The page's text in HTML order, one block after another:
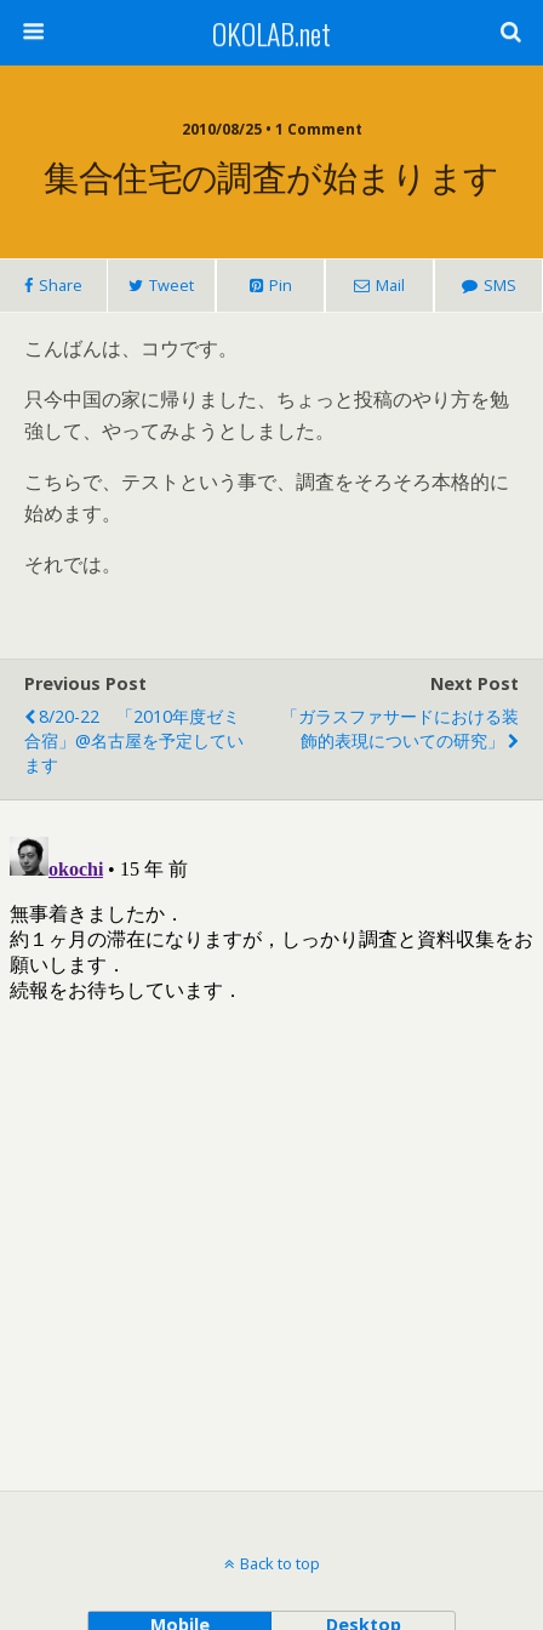
OKOLAB.net
2010/08/25 • 1 Comment
集合住宅の調査が始まります
Share Tweet Pin Mail SMS
こんばんは、コウです。
只今中国の家に帰りました、ちょっと投稿のやり方を勉
強して、やってみようとしました。
こちらで、テストという事で、調査をそろそろ本格的に
始めます。
それでは。
Previous Post
8/20-22 「2010年度ゼミ
合宿」@名古屋を予定してい
ます
Next Post
「ガラスファサードにおける装
飾的表現についての研究」
Back to top
Mobile Desktop